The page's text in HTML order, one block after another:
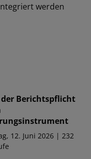
werden
der Berichtspflicht
12. Juni 2026 | 232